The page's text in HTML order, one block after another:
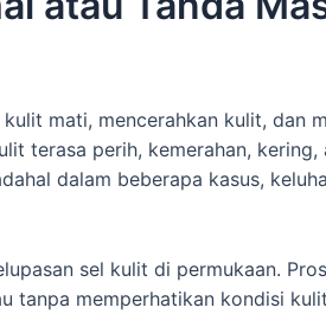
mati, mencerahkan kulit, dan
terasa perih, kemerahan,
dalam beberapa kasus,
sel kulit di permukaan.
tanpa memperhatikan kondisi